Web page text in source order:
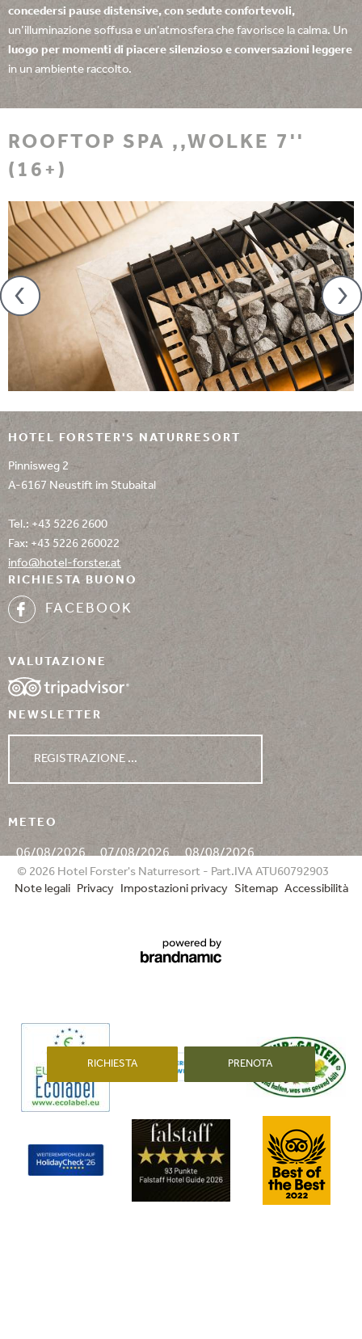
concedersi pause distensive, con sedute confortevoli,
un’illuminazione soffusa e un’atmosfera che favorisce la calma. Un
luogo per momenti di piacere silenzioso e conversazioni leggere
in un ambiente raccolto.
ROOFTOP SPA ,,WOLKE 7''
(16+)
HOTEL FORSTER'S NATURRESORT
Pinnisweg 2
A-6167 Neustift im Stubaital
Tel.: +43 5226 2600
Fax: +43 5226 260022
info@hotel-forster.at
RICHIESTA BUONO
FACEBOOK
VALUTAZIONE
NEWSLETTER
REGISTRAZIONE ...
METEO
06/08/2026 07/08/2026 08/08/2026
max. 26°
© 2026 Hotel Forster's Naturresort - Part.IVA ATU60792903
Note legali
Privacy Impostazioni privacy Sitemap Accessibilità
RICHIESTA PRENOTA